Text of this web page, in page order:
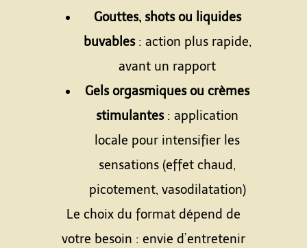
Gouttes, shots ou liquides
buvables: action plus rapide,
avant un rapport
Gels orgasmiques ou crèmes
stimulantes: application
locale pour intensifier les
sensations (effet chaud,
picotement, vasodilatation)
Le choix du format dépend de
votre besoin : envie d’entretenir